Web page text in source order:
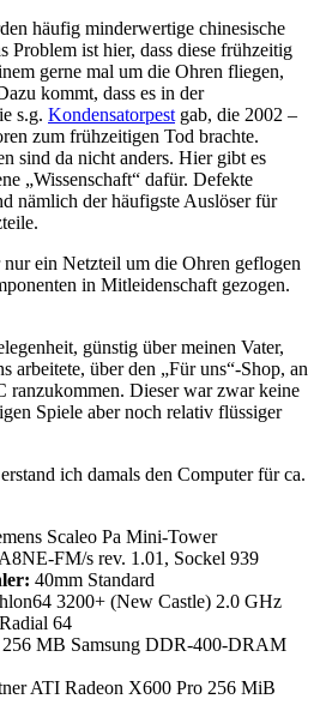
häufig minderwertige chinesische
Problem ist hier, dass diese frühzeitig
gerne mal um die Ohren fliegen,
kommt, dass es in der
s.g. Kondensatorpest gab, die 2002 –
zum frühzeitigen Tod brachte.
sind da nicht anders. Hier gibt es
„Wissenschaft“ dafür. Defekte
nämlich der häufigste Auslöser für
ein Netzteil um die Ohren geflogen
in Mitleidenschaft gezogen.
günstig über meinen Vater,
arbeitete, über den „Für uns“-Shop, an
ranzukommen. Dieser war zwar keine
Spiele aber noch relativ flüssiger
ich damals den Computer für ca.
Scaleo Pa Mini-Tower
FM/s rev. 1.01, Sockel 939
40mm Standard
3200+ (New Castle) 2.0 GHz
64
256 MB Samsung DDR-400-DRAM
ATI Radeon X600 Pro 256 MiB